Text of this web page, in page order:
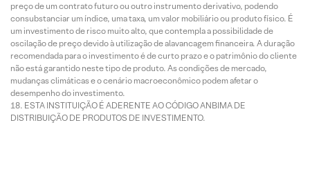
preço de um contrato futuro ou outro instrumento derivativo, podendo
consubstanciar um índice, uma taxa, um valor mobiliário ou produto físico. É
um investimento de risco muito alto, que contempla a possibilidade de
oscilação de preço devido à utilização de alavancagem financeira. A duração
recomendada para o investimento é de curto prazo e o patrimônio do cliente
não está garantido neste tipo de produto. As condições de mercado,
mudanças climáticas e o cenário macroeconômico podem afetar o
desempenho do investimento.
ESTA INSTITUIÇÃO É ADERENTE AO CÓDIGO ANBIMA DE
DISTRIBUIÇÃO DE PRODUTOS DE INVESTIMENTO.